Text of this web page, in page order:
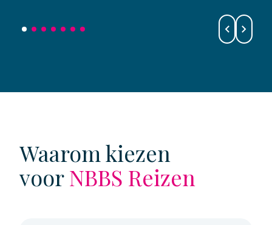
Waarom kiezen
voorNBBS Reizen